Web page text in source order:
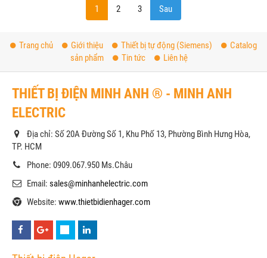
1 2 3 Sau
Trang chủ Giới thiệu Thiết bị tự động (Siemens)
Catalog
sản phẩm
Tin tức Liên hệ
THIẾT BỊ ĐIỆN MINH ANH ® - MINH ANH
ELECTRIC
Địa chỉ: Số 20A Đường Số 1, Khu Phố 13, Phường Bình Hưng Hòa,
TP. HCM
Phone: 0909.067.950 Ms.Châu
Email: sales@minhanhelectric.com
Website: www.thietbidienhager.com